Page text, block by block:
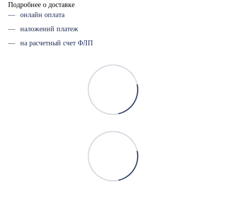
Подробнее о доставке
онлайн оплата
наложений платеж
на расчетный счет ФЛП